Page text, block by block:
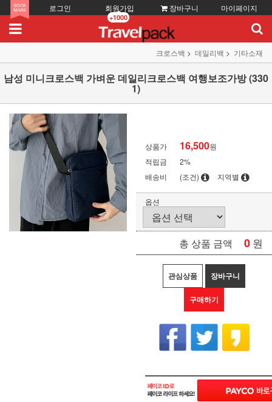
로그인 회원가입
+1000
장바구니 마이페이지
크로스백 데일리백 기타소재
남성 미니크로스백 가벼운 데일리크로스백 여행보조가방 (330
1)
상품가 16,500원
적립금
2%
배송비
(조건) 지역별
옵션
총 상품 금액 0 원
관심상품 장바구니
구매하기